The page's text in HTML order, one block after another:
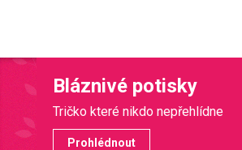
Bláznivé potisky
Tričko které nikdo nepřehlídne
Prohlédnout